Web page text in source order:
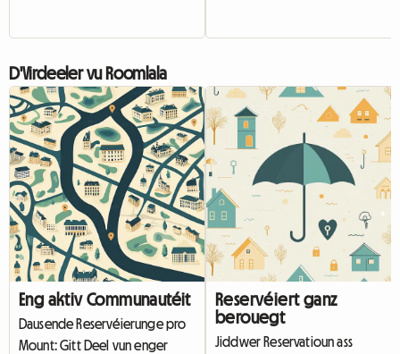
D'Virdeeler vu Roomlala
Eng aktiv Communautéit
Dausende Reservéierunge pro
Mount: Gitt Deel vun enger
Reservéiert ganz
berouegt
Jiddwer Reservatioun ass